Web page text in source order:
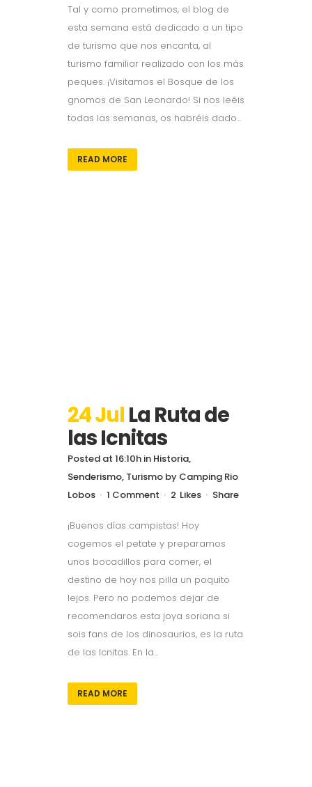
Tal y como prometimos, el blog de
esta semana está dedicado a un tipo
de turismo que nos encanta, al
turismo familiar realizado con los más
peques. ¡Visitamos el Bosque de los
gnomos de San Leonardo! Si nos leéis
todas las semanas, os habréis dado...
READ MORE
24 Jul La Ruta de
las Icnitas
Posted at 16:10h in Historia,
Senderismo, Turismo by Camping Rio
Lobos
1 Comment 2 Likes Share
¡Buenos días campistas! Hoy
cogemos el petate y preparamos
unos bocadillos para comer, el
destino de hoy nos pilla un poquito
lejos. Pero no podemos dejar de
recomendaros esta joya soriana si
sois fans de los dinosaurios, es la ruta
de las Icnitas. En la...
READ MORE